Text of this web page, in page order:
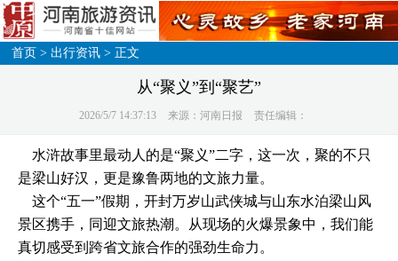
首页 >出行资讯 > 正文
从“聚义”到“聚艺”
2026/5/7 14:37:13 来源：河南日报 责任编辑：
水浒故事里最动人的是“聚义”二字，这一次，聚的不只
是梁山好汉，更是豫鲁两地的文旅力量。
这个“五一”假期，开封万岁山武侠城与山东水泊梁山风
景区携手，同迎文旅热潮。从现场的火爆景象中，我们能
真切感受到跨省文旅合作的强劲生命力。